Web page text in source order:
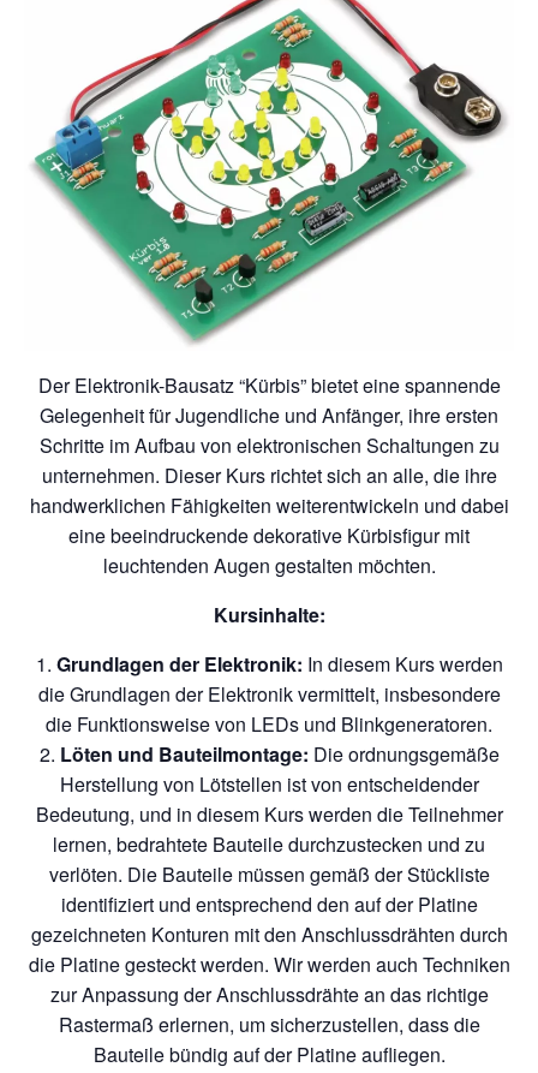
Der Elektronik-Bausatz “Kürbis” bietet eine spannende
Gelegenheit für Jugendliche und Anfänger, ihre ersten
Schritte im Aufbau von elektronischen Schaltungen zu
unternehmen. Dieser Kurs richtet sich an alle, die ihre
handwerklichen Fähigkeiten weiterentwickeln und dabei
eine beeindruckende dekorative Kürbisfigur mit
leuchtenden Augen gestalten möchten.
Kursinhalte:
Grundlagen der Elektronik: In diesem Kurs werden
die Grundlagen der Elektronik vermittelt, insbesondere
die Funktionsweise von LEDs und Blinkgeneratoren.
Löten und Bauteilmontage: Die ordnungsgemäße
Herstellung von Lötstellen ist von entscheidender
Bedeutung, und in diesem Kurs werden die Teilnehmer
lernen, bedrahtete Bauteile durchzustecken und zu
verlöten. Die Bauteile müssen gemäß der Stückliste
identifiziert und entsprechend den auf der Platine
gezeichneten Konturen mit den Anschlussdrähten durch
die Platine gesteckt werden. Wir werden auch Techniken
zur Anpassung der Anschlussdrähte an das richtige
Rastermaß erlernen, um sicherzustellen, dass die
Bauteile bündig auf der Platine aufliegen.